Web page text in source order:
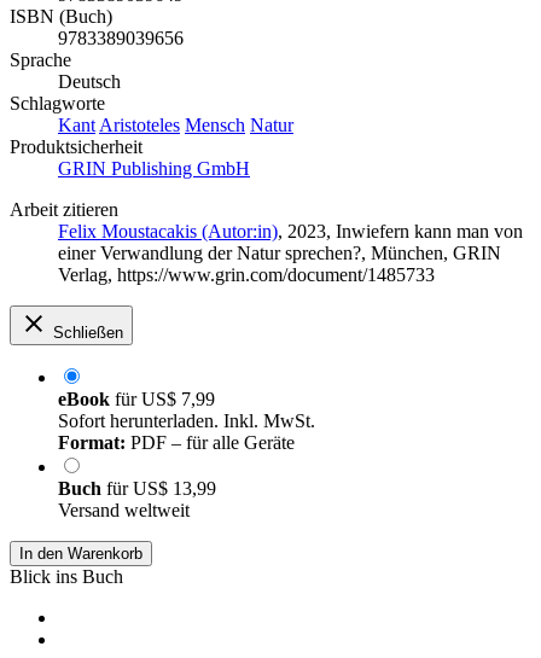
ISBN (Buch)
9783389039656
Sprache
Deutsch
Schlagworte
Kant Aristoteles Mensch Natur
Produktsicherheit
GRIN Publishing GmbH
Arbeit zitieren
Felix Moustacakis (Autor:in), 2023, Inwiefern kann man von
einer Verwandlung der Natur sprechen?, München, GRIN
Verlag, https://www.grin.com/document/1485733
Schließen
eBook fürUS$ 7,99
Sofort herunterladen. Inkl. MwSt.
Format: PDF – für alle Geräte
Buch fürUS$ 13,99
Versand weltweit
In den Warenkorb
Blick ins Buch